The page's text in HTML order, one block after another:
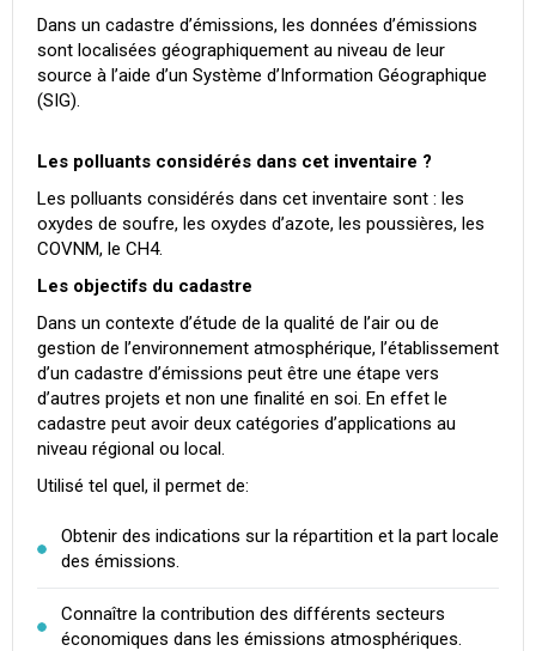
Dans un cadastre d’émissions, les données d’émissions
sont localisées géographiquement au niveau de leur
source à l’aide d’un Système d’Information Géographique
(SIG).
Les polluants considérés dans cet inventaire ?
Les polluants considérés dans cet inventaire sont : les
oxydes de soufre, les oxydes d’azote, les poussières, les
COVNM, le CH4.
Les objectifs du cadastre
Dans un contexte d’étude de la qualité de l’air ou de
gestion de l’environnement atmosphérique, l’établissement
d’un cadastre d’émissions peut être une étape vers
d’autres projets et non une finalité en soi. En effet le
cadastre peut avoir deux catégories d’applications au
niveau régional ou local.
Utilisé tel quel, il permet de:
Obtenir des indications sur la répartition et la part locale
des émissions.
Connaître la contribution des différents secteurs
économiques dans les émissions atmosphériques.